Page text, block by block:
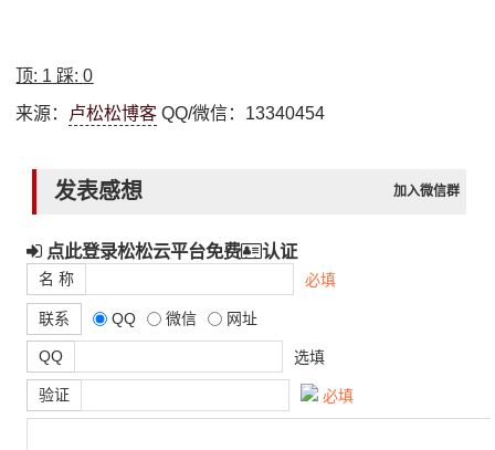
顶: 1 踩:0
来源： 卢松松博客 QQ/微信：13340454
发表感想 加入微信群
点此登录松松云平台免费 认证
名 称 必填
联系 QQ 微信 网址
QQ 选填
验证 必填